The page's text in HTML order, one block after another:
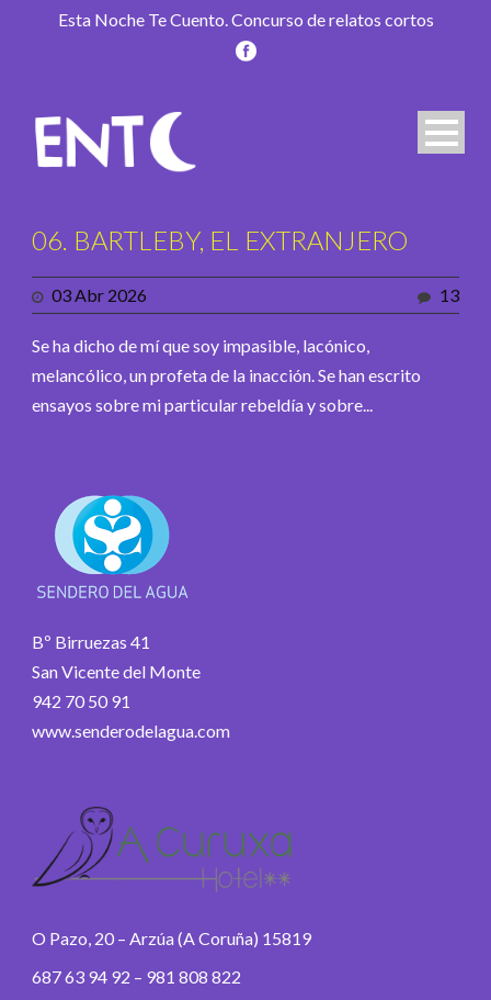
Esta Noche Te Cuento. Concurso de relatos cortos
06. BARTLEBY, EL EXTRANJERO
03 Abr 2026 13
Se ha dicho de mí que soy impasible, lacónico,
melancólico, un profeta de la inacción. Se han escrito
ensayos sobre mi particular rebeldía y sobre...
Bº Birruezas 41
San Vicente del Monte
942 70 50 91
www.senderodelagua.com
O Pazo, 20 – Arzúa (A Coruña) 15819
687 63 94 92 – 981 808 822